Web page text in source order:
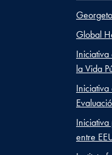
Global
Iniciativa
la Vida
entre